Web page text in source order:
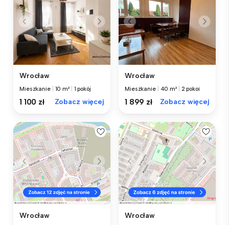
Wrocław
Mieszkanie 10 m² 1 pokój
1 100 zł Zobacz więcej
Wrocław
Mieszkanie 40 m² 2 pokoi
1 899 zł Zobacz więcej
Wrocław Wrocław